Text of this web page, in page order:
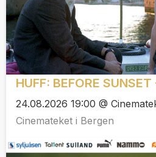
HUFF: BEFORE
24.08.2026 19:00 @
Cinemateket i Bergen